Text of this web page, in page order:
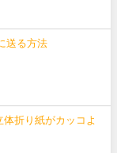
送る方法
体折り紙がカッコよ